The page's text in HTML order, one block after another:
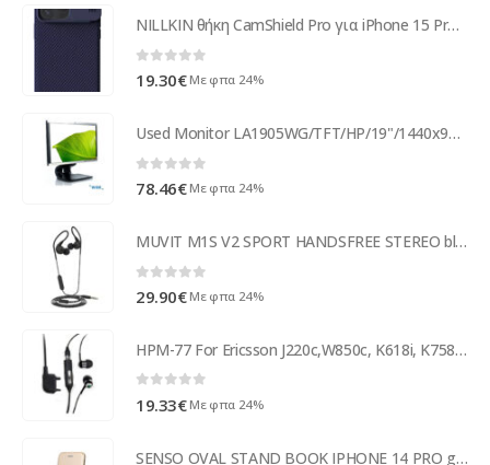
NILLKIN θήκη CamShield Pro για iPhone 15 Pro, μωβ
0 out of 5
19.30€ Με φπα 24%
Used Monitor LA1905WG/TFT/HP/19"/1440x900/wide/Silver/Black/VGA & DVI-D & DP & USB HUB
0out of 5
78.46€ Με φπα 24%
MUVIT M1S V2 SPORT HANDSFREE STEREO black
29.90€ Με φπα 24%
HPM-77 For Ericsson J220c,W850c, K618i, K758c,W550c Bulk
19.33€ Με φπα 24%
SENSO OVAL STAND BOOK IPHONE 14 PRO gold